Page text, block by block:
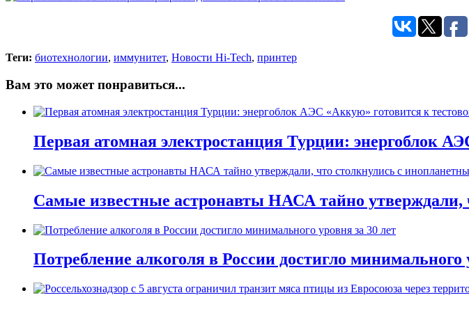
Теги: биотехнологии, иммунитет, Новости Hi-Tech, принтер
Вам это может понравиться...
Первая атомная электростанция Турции: энергоблок
Самые известные астронавты НАСА тайно утверждали,
Потребление алкоголя в России достигло минимального